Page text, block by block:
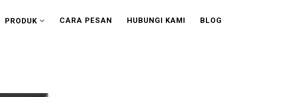
PRODUK CARA PESAN HUBUNGI KAMI BLOG